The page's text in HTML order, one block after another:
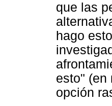
que las
hago
esto" (en
opción